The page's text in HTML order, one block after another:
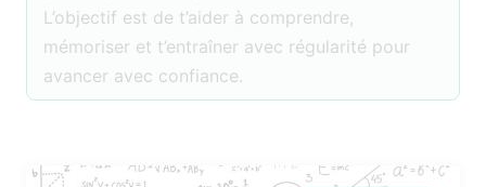
L’objectif est de t’aider à comprendre,
mémoriser et t’entraîner avec régularité pour
avancer avec confiance.